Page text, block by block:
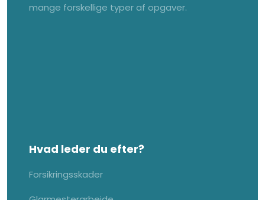
mange forskellige typer af opgaver.
Hvad leder du efter?
Forsikringsskader